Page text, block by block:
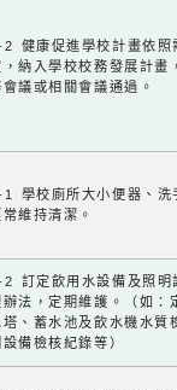
健康促進學校計畫依照
，納入學校校務發展計畫
議或相關會議通過。
學校廁所大小便器、洗
維持清潔。
訂定飲用水設備及照明
辦法，定期維護。（如：
塔、蓄水池及飲水機水質
備檢核紀錄等）